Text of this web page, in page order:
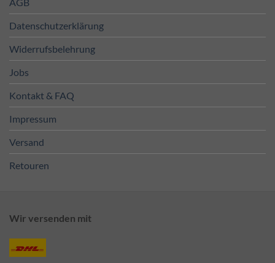
Datenschutzerklärung
Widerrufsbelehrung
Jobs
Kontakt & FAQ
Impressum
Versand
Retouren
Wir versenden mit